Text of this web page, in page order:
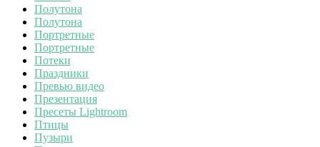
Полутона
Полутона
Портретные
Портретные
Потеки
Праздники
Превью видео
Презентация
Пресеты Lightroom
Птицы
Пузыри